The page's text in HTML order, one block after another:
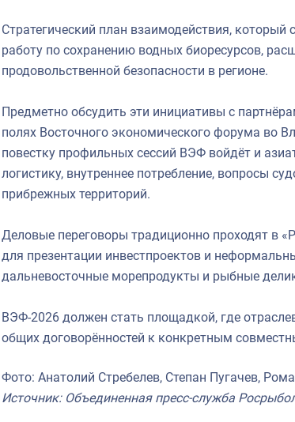
Стратегический план взаимодействия,
работу по сохранению водных биоресурсов,
продовольственной безопасности в регионе.
Предметно обсудить эти инициативы с
полях Восточного экономического форума во
повестку профильных сессий ВЭФ войдёт и
логистику, внутреннее потребление, вопросы
прибрежных территорий.
Деловые переговоры традиционно проходят в
для презентации инвестпроектов и
дальневосточные морепродукты и рыбные
ВЭФ-2026 должен стать площадкой, где
общих договорённостей к конкретным
Фото: Анатолий Стребелев, Степан Пугачев,
Источник: Объединенная пресс-служба